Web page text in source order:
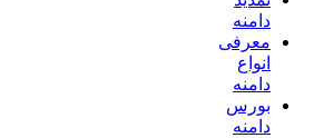
دامنه
معرفی
انواع
دامنه
بورس
دامنه